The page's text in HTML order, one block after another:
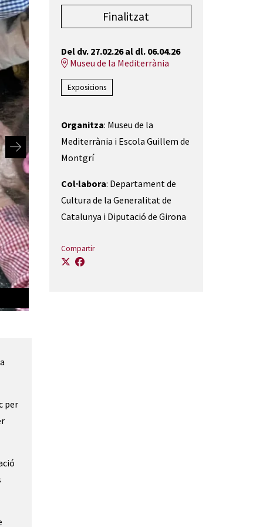
per
Finalitzat
Del dv. 27.02.26al dl. 06.04.26
Museu de la Mediterrània
Exposicions
Organitza: Museu de la
Mediterrània i Escola Guillem de
Montgrí
Col·labora: Departament de
Cultura de la Generalitat de
Catalunya i Diputació de Girona
Compartir